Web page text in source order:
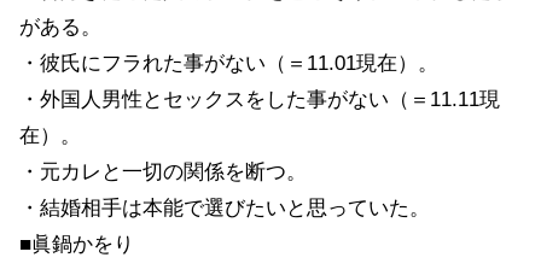
がある。
・彼氏にフラれた事がない（＝11.01現在）。
・外国人男性とセックスをした事がない（＝11.11現
在）。
・元カレと一切の関係を断つ。
・結婚相手は本能で選びたいと思っていた。
■眞鍋かをり